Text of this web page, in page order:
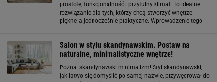
prostotę, funkcjonalność i przytulny klimat. To idealne
rozwiązanie dla tych, którzy chcą stworzyć wnętrze
piękne, a jednocześnie praktyczne. Wprowadzenie tego
Salon w stylu skandynawskim. Postaw na
naturalne, minimalistyczne wnętrze!
Poznaj skandynawski minimalizm! Styl skandynawski,
jak łatwo się domyślić po samej nazwie, przywędrował do